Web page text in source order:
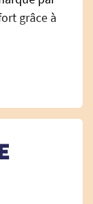
grâce à
lors de
arrière
clips.